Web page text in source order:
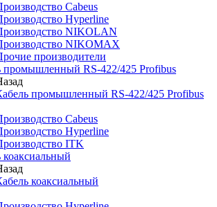
Cabeus
Hyperline
NIKOLAN
NIKOMAX
производители
промышленный RS-422/425 Profibus
промышленный RS-422/425 Profibus
Cabeus
Hyperline
ITK
коаксиальный
коаксиальный